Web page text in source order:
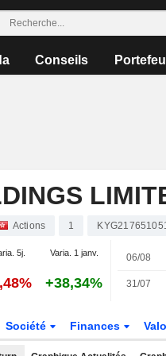
Conseils
Actions 1
5j. Varia. 1 janv.
+38,34%
06/08
31/07
Société Finances